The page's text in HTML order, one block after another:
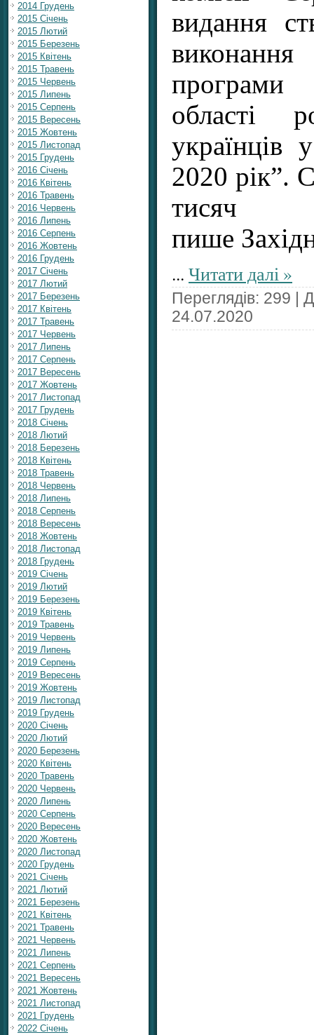
2014 Грудень
2015 Січень
2015 Лютий
2015 Березень
2015 Квітень
2015 Травень
2015 Червень
2015 Липень
2015 Серпень
2015 Вересень
2015 Жовтень
2015 Листопад
2015 Грудень
2016 Січень
2016 Квітень
2016 Травень
2016 Червень
2016 Липень
2016 Серпень
2016 Жовтень
2016 Грудень
2017 Січень
2017 Лютий
2017 Березень
2017 Квітень
2017 Травень
2017 Червень
2017 Липень
2017 Серпень
2017 Вересень
2017 Жовтень
2017 Листопад
2017 Грудень
2018 Січень
2018 Лютий
2018 Березень
2018 Квітень
2018 Травень
2018 Червень
2018 Липень
2018 Серпень
2018 Вересень
2018 Жовтень
2018 Листопад
2018 Грудень
2019 Січень
2019 Лютий
2019 Березень
2019 Квітень
2019 Травень
2019 Червень
2019 Липень
2019 Серпень
2019 Вересень
2019 Жовтень
2019 Листопад
2019 Грудень
2020 Січень
2020 Лютий
2020 Березень
2020 Квітень
2020 Травень
2020 Червень
2020 Липень
2020 Серпень
2020 Вересень
2020 Жовтень
2020 Листопад
2020 Грудень
2021 Січень
2021 Лютий
2021 Березень
2021 Квітень
2021 Травень
2021 Червень
2021 Липень
2021 Серпень
2021 Вересень
2021 Жовтень
2021 Листопад
2021 Грудень
2022 Січень
видання
виконання
програми
області
українців
2020 рік”.
тисяч
пише
... Читати далі »
Переглядів: 299 |
24.07.2020